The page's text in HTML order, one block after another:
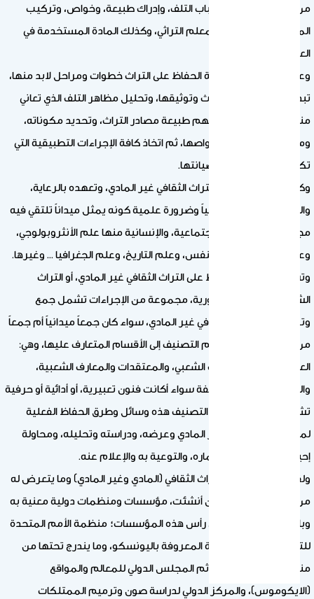
من معرفة عوامل، وأسباب التلف، وإدراك طبيعة، وخواص، وتركيب
المادة المصنوع منها المعلم التراثي، وكذلك المادة المستخدمة في
العلاج.
وعادة ما تشمل منهجية الحفاظ على التراث خطوات ومراحل لابد منها،
تبدأ بتسجيل موارد التراث وتوثيقها، وتحليل مظاهر التلف الذي تعاني
منه وتحديد أسبابها، وفهم طبيعة مصادر التراث، وتحديد مكوناته،
ومعرفة مادة التراث وخواصها، ثم اتخاذ كافة الإجراءات التطبيقية التي
تكفل الحفاظ عليها، وصيانتها.
وكذلك كان الاهتمام بالتراث الثقافي غير المادي، وتعهده بالرعاية،
والحفاظ عليه واجباً وطنياً وضرورة علمية كونه يمثل ميداناً تلتقي فيه
مجموعة من العلوم الاجتماعية، والإنسانية منها علم الأنثروبولوجي،
وعلم الاجتماع، وعلم النفس، وعلم التاريخ، وعلم الجغرافيا ... وغيرها.
وتشمل منهجية الحفاظ على التراث الثقافي غير المادي، أو التراث
الشعبي، والمواد الفلكلورية، مجموعة من الإجراءات تشمل جمع
وتوثيق مواد التراث الثقافي غير المادي، سواء كان جمعاً ميدانياً أم جمعاً
من المدونات والكتب، ثم التصنيف إلى الأقسام المتعارف عليها، وهي:
العادات والتقاليد، والأدب الشعبي، والمعتقدات والمعارف الشعبية،
والفنون الشعبية المختلفة سواء أكانت فنون تعبيرية، أو أدائية أو حرفية
تشكيلية. ويلي عمليات التصنيف هذه وسائل وطرق الحفاظ الفعلية
لمواد التراث الثقافي غير المادي وعرضه، ودراسته وتحليله، ومحاولة
إحيائه، وتوظيفه واستثماره، والتوعية به والإعلام عنه.
ولقد كان للاهتمام بالتراث الثقافي (المادي وغير المادي) وما يتعرض له
من مخاطر ومهددات، أن أنشئت، مؤسسات ومنظمات دولية معنية به
وبالحافظ عليه. يأتي على رأس هذه المؤسسات؛ منظمة الأمم المتحدة
للتربية والعلوم والثقافة المعروفة باليونسكو، وما يندرج تحتها من
منظمات ولجان فرعية، ثم المجلس الدولي للمعالم والمواقع
(الايكوموس)، والمركز الدولي لدراسة صون وترميم الممتلكات